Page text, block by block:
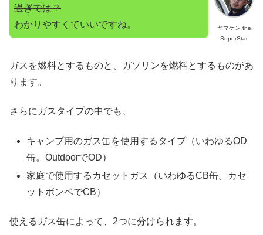
ヤマケン the
SuperStar
過ぎでは？
わかりやすくていいですね。
ガスを燃料とするものと、ガソリンを燃料とするものがあ
ります。
さらにガスタイプの中でも、
キャンプ用のガス缶を使用するタイプ（いわゆるOD
缶。OutdoorでOD）
家庭で使用するカセットガス（いわゆるCB缶。カセ
ットボンベでCB）
使えるガス缶によって、2つに分けられます。